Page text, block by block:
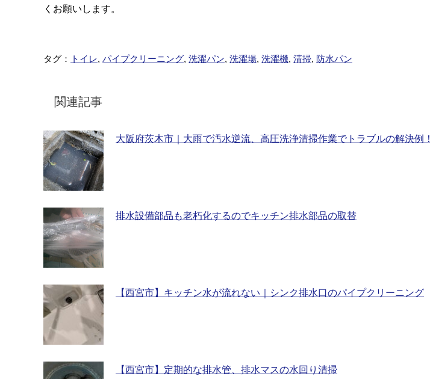
くお願いします。
タグ： トイレ, パイプクリーニング, 洗濯パン, 洗濯場, 洗濯機, 清掃, 防水パン
関連記事
大阪府茨木市｜大雨で汚水逆流、高圧洗浄清掃作業でトラブルの解決例！
排水設備部品も老朽化するのでキッチン排水部品の取替
【西宮市】キッチン水が流れない｜シンク排水口のパイプクリーニング
【西宮市】定期的な排水管、排水マスの水回り清掃